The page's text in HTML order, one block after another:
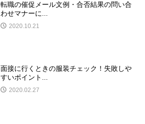
転職の催促メール文例・合否結果の問い合
わせマナーに...
2020.10.21
面接に行くときの服装チェック！失敗しや
すいポイント...
2020.02.27